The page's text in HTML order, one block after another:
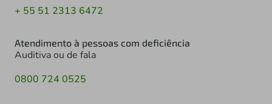
+ 55 51 2313 6472
Atendimento à pessoas com deficiência
Auditiva ou de fala
0800 724 0525